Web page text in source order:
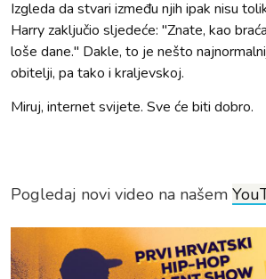
Izgleda da stvari između njih ipak nisu
Harry zaključio sljedeće: "Znate, kao
loše dane." Dakle, to je nešto
obitelji, pa tako i kraljevskoj.
Miruj, internet svijete. Sve će biti dobro.
Pogledaj novi video na našem